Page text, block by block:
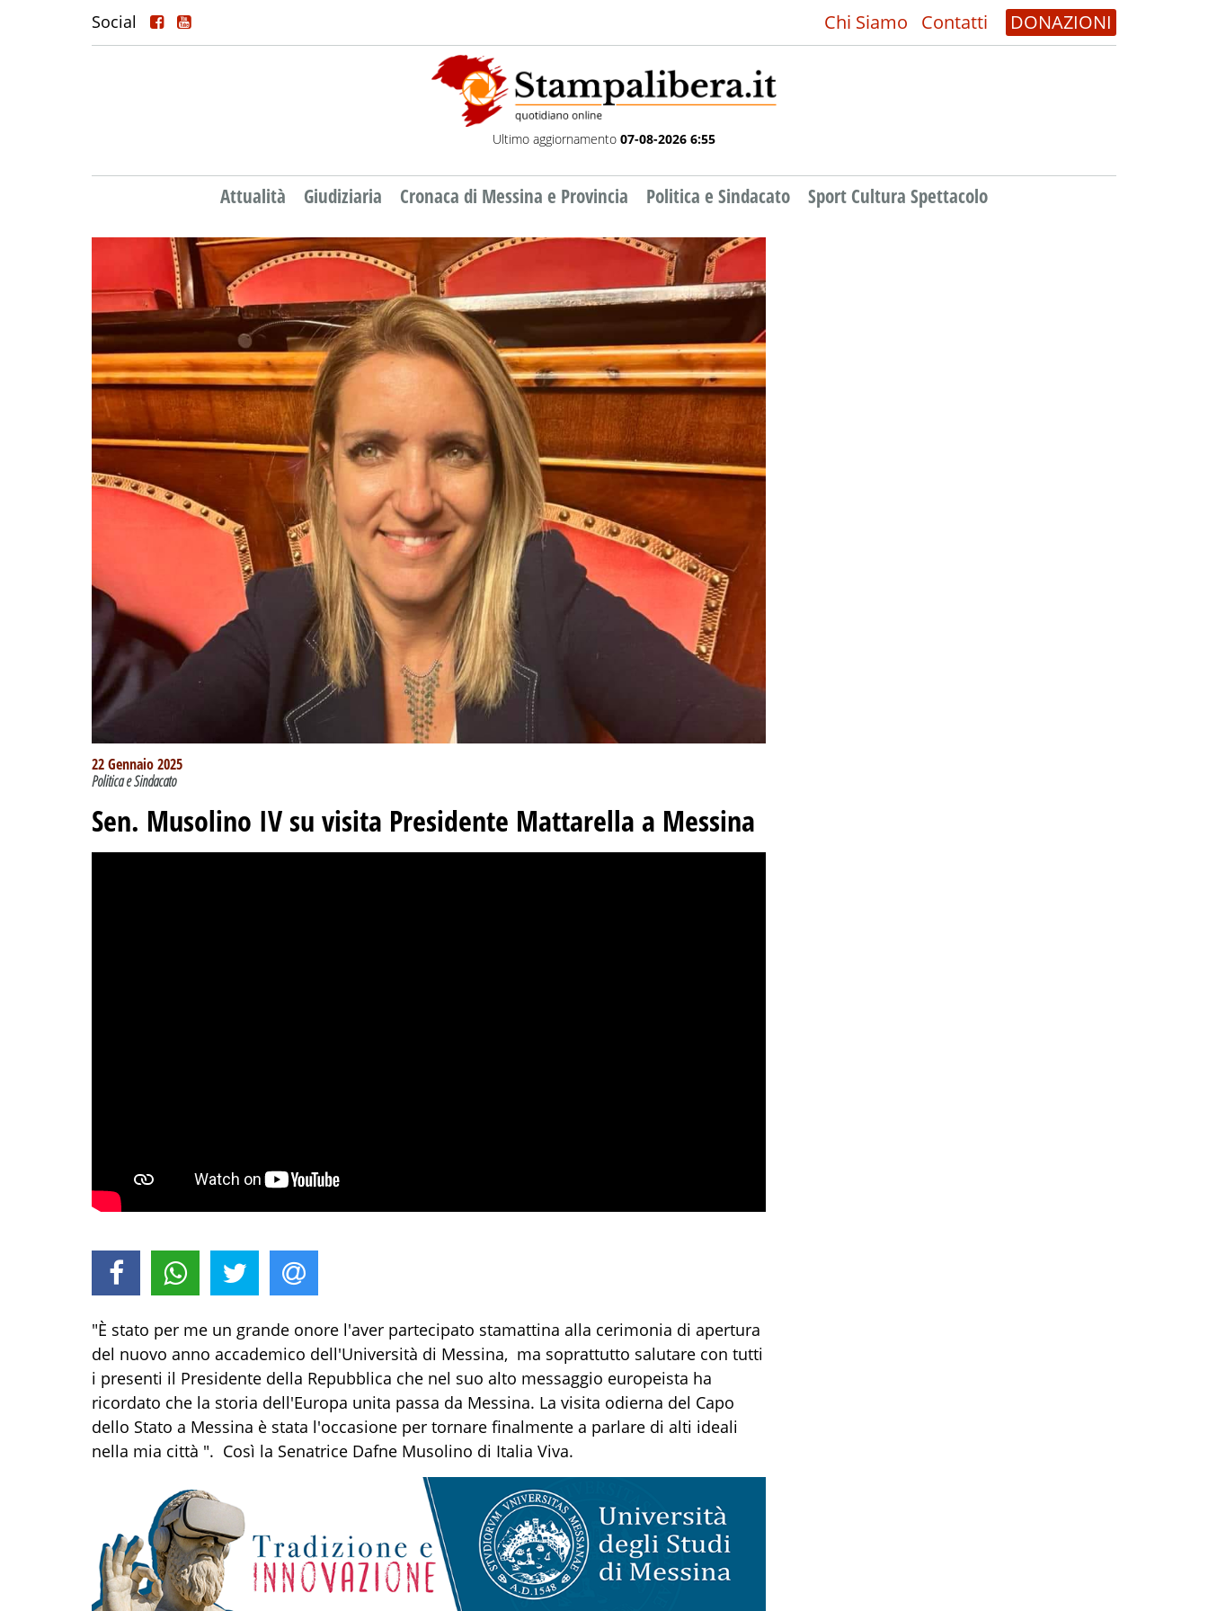
Social Chi Siamo Contatti DONAZIONI
Ultimo aggiornamento 07-08-2026 6:55
Attualità Giudiziaria Cronaca di Messina e Provincia Politica e Sindacato Sport Cultura Spettacolo
22 Gennaio 2025
Politica e Sindacato
Sen. Musolino IV su visita Presidente Mattarella a Messina
"È stato per me un grande onore l'aver partecipato stamattina alla cerimonia di apertura
del nuovo anno accademico dell'Università di Messina, ma soprattutto salutare con tutti
i presenti il Presidente della Repubblica che nel suo alto messaggio europeista ha
ricordato che la storia dell'Europa unita passa da Messina. La visita odierna del Capo
dello Stato a Messina è stata l'occasione per tornare finalmente a parlare di alti ideali
nella mia città ". Così la Senatrice Dafne Musolino di Italia Viva.